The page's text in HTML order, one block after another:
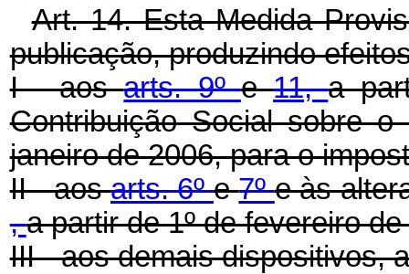
Art. 14. Esta Medida
publicação, produzindo
I - aosarts. 9ºe11,a
Contribuição Social sobre
janeiro de 2006, para o
II - aosarts. 6ºe7ºe às
,a partir de 1º de fevereiro
III - aos demais dispositivos,